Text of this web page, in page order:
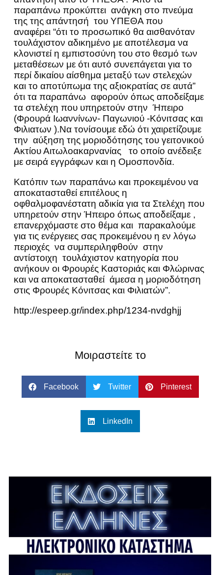
παραπάνω προκύπτει ανάγκη στο πνεύμα
της της απάντησή του ΥΠΕΘΑ που
αναφέρει “ότι το προσωπικό θα αισθανόταν
τουλάχιστον αδικημένο με αποτέλεσμα να
κλονιστεί η εμπιστοσύνη του στο θεσμό των
μεταθέσεων με ότι αυτό συνεπάγεται για το
περί δικαίου αίσθημα μεταξύ των στελεχών
και το αποτύπωμα της αξιοκρατίας σε αυτά”
ότι τα παραπάνω αφορούν όπως αποδείξαμε
τα στελέχη που υπηρετούν στην Ήπειρο
(Φρουρά Ιωαννίνων- Παγωνιού -Κόνιτσας και
Φιλιατων ).Να τονίσουμε εδώ ότι χαιρετίζουμε
την αύξηση της μοριοδότησης του γειτονικού
Ακτίου Αιτωλοακαρνανίας το οποίο ανέδειξε
με σειρά εγγράφων και η Ομοσπονδία.
Κατόπιν των παραπάνω και προκειμένου να
αποκατασταθεί επιτέλους η
οφθαλμοφανέστατη αδικία για τα Στελέχη που
υπηρετούν στην Ήπειρο όπως αποδείξαμε ,
επανερχόμαστε στο θέμα και παρακαλούμε
για τις ενέργειες σας προκειμένου η εν λόγω
περιοχές να συμπεριληφθούν στην
αντίστοιχη τουλάχιστον κατηγορία που
ανήκουν οι Φρουρές Καστοριάς και Φλώρινας
και να αποκατασταθεί άμεσα η μοριοδότηση
στις Φρουρές Κόνιτσας και Φιλιατών”.
http://espeep.gr/index.php/1234-nvdghjj
Μοιραστείτε το
Facebook Twitter Pinterest
LinkedIn